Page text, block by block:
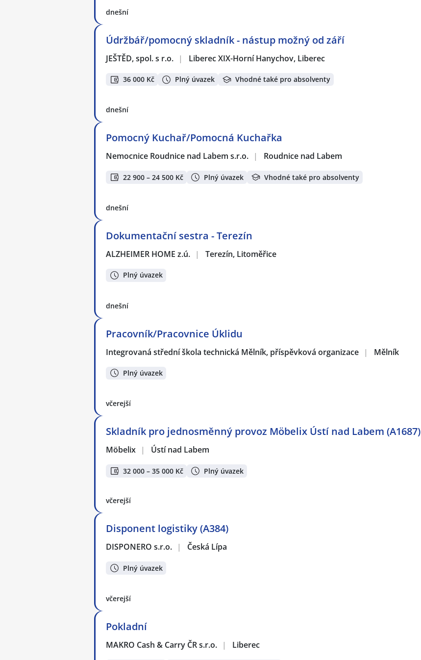
dnešní
Údržbář/pomocný skladník - nástup možný od září
JEŠTĚD, spol. s r.o. | Liberec XIX-Horní Hanychov, Liberec
36 000 Kč Plný úvazek Vhodné také pro absolventy
dnešní
Pomocný Kuchař/Pomocná Kuchařka
Nemocnice Roudnice nad Labem s.r.o. | Roudnice nad Labem
22 900 – 24 500 Kč Plný úvazek Vhodné také pro absolventy
dnešní
Dokumentační sestra - Terezín
ALZHEIMER HOME z.ú. | Terezín, Litoměřice
Plný úvazek
dnešní
Pracovník/Pracovnice Úklidu
Integrovaná střední škola technická Mělník, příspěvková organizace | Mělník
Plný úvazek
včerejší
Skladník pro jednosměnný provoz Möbelix Ústí nad Labem (A1687)
Möbelix | Ústí nad Labem
32 000 – 35 000 Kč Plný úvazek
včerejší
Disponent logistiky (A384)
DISPONERO s.r.o. | Česká Lípa
Plný úvazek
včerejší
Pokladní
MAKRO Cash & Carry ČR s.r.o. | Liberec